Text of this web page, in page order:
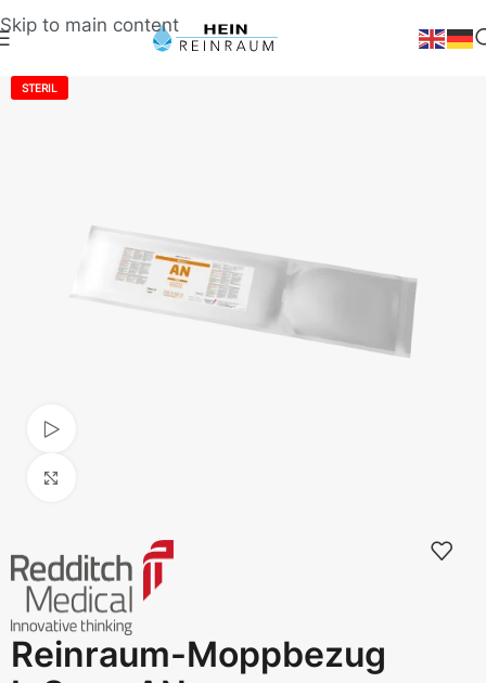
Skip to main content
STERIL
Reinraum-Moppbezug